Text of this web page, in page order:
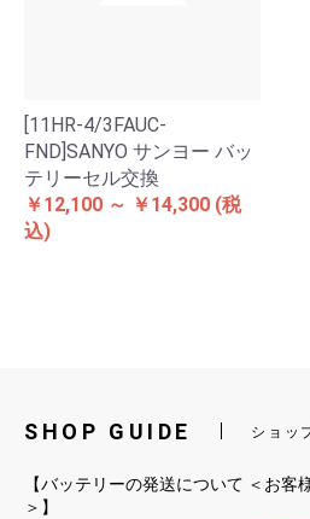
[11HR-4/3FAUC-
FND]SANYO サンヨー バッ
テリーセル交換
￥12,100 ～ ￥14,300 (税
込)
SHOP GUIDE ショッ
【バッテリーの発送について ＜お
＞】